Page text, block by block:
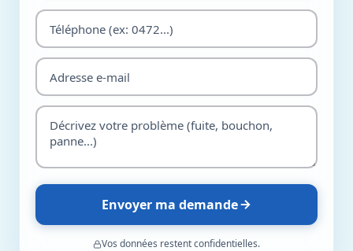
Envoyer ma demande
Vos données restent confidentielles.